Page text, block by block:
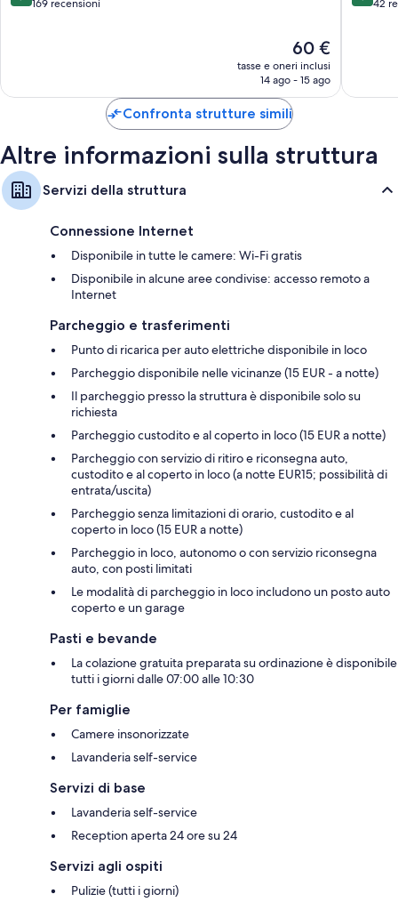
su
169 recensioni
Il
prezzo
attuale
60 €
60 €
tasse e oneri inclusi
14 ago - 15 ago
su
42
Confronta strutture simili
Altre informazioni sulla struttura
Servizi della struttura
Connessione Internet
Disponibile in tutte le camere: Wi-Fi gratis
Disponibile in alcune aree condivise: accesso remoto a
Internet
Parcheggio e trasferimenti
Punto di ricarica per auto elettriche disponibile in loco
Parcheggio disponibile nelle vicinanze (15 EUR - a notte)
Il parcheggio presso la struttura è disponibile solo su
richiesta
Parcheggio custodito e al coperto in loco (15 EUR a notte)
Parcheggio con servizio di ritiro e riconsegna auto,
custodito e al coperto in loco (a notte EUR15; possibilità di
entrata/uscita)
Parcheggio senza limitazioni di orario, custodito e al
coperto in loco (15 EUR a notte)
Parcheggio in loco, autonomo o con servizio riconsegna
auto, con posti limitati
Le modalità di parcheggio in loco includono un posto auto
coperto e un garage
Pasti e bevande
La colazione gratuita preparata su ordinazione è disponibile
tutti i giorni dalle 07:00 alle 10:30
Per famiglie
Camere insonorizzate
Lavanderia self-service
Servizi di base
Lavanderia self-service
Reception aperta 24 ore su 24
Servizi agli ospiti
Pulizie (tutti i giorni)